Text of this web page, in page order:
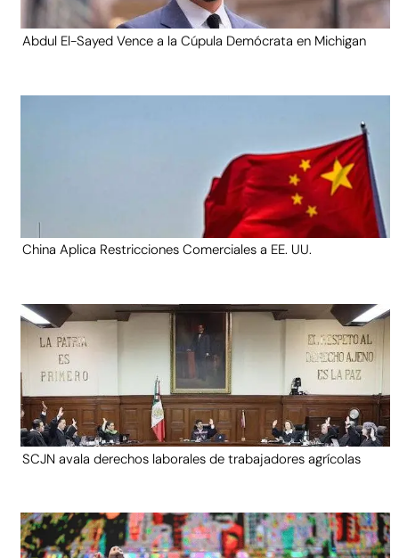
Abdul El-Sayed Vence a la Cúpula Demócrata en Michigan
China Aplica Restricciones Comerciales a EE. UU.
SCJN avala derechos laborales de trabajadores agrícolas